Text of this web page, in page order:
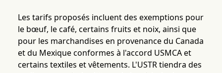
Les tarifs proposés incluent des exemptions pour
le bœuf, le café, certains fruits et noix, ainsi que
pour les marchandises en provenance du Canada
et du Mexique conformes à l'accord USMCA et
certains textiles et vêtements. L'USTR tiendra des